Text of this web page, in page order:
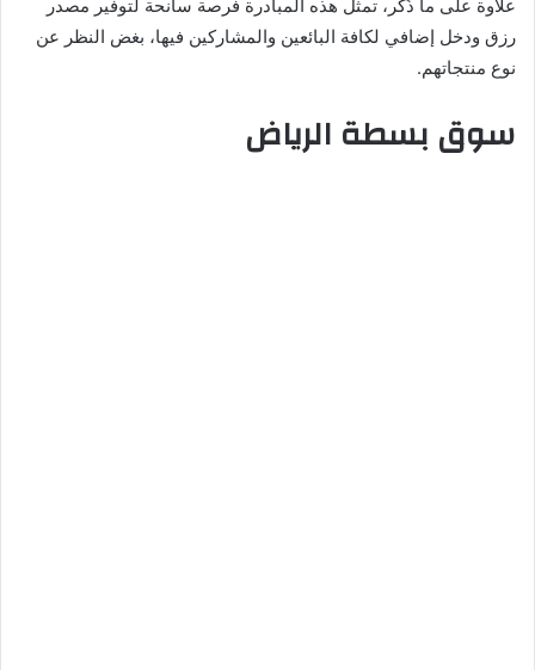
علاوة على ما ذُكر، تمثل هذه المبادرة فرصة سانحة لتوفير مصدر
رزق ودخل إضافي لكافة البائعين والمشاركين فيها، بغض النظر عن
نوع منتجاتهم.
سوق بسطة الرياض